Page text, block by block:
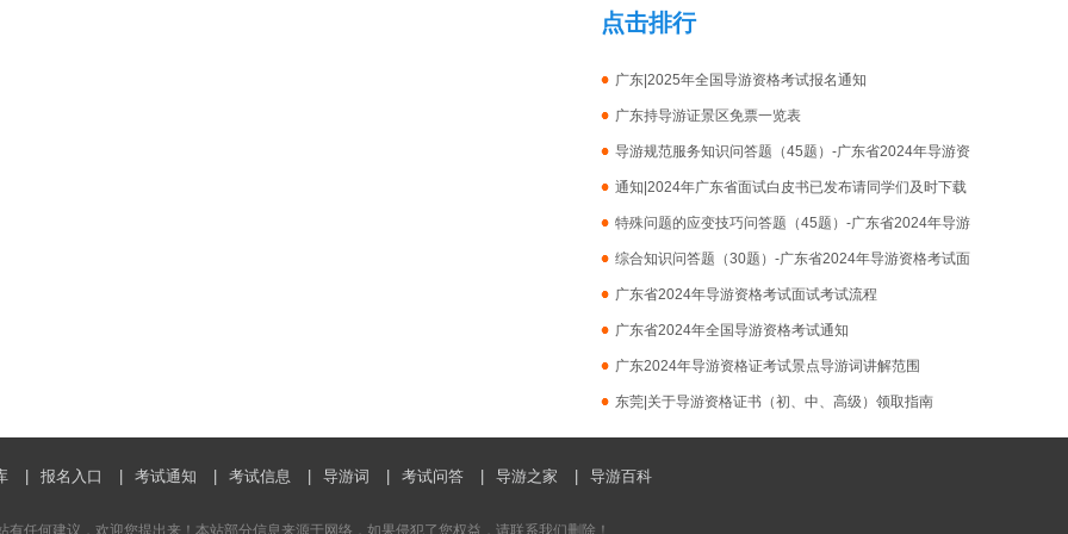
点击排行
广东|2025年全国导游资格考试报名通知
广东持导游证景区免票一览表
导游规范服务知识问答题（45题）-广东省2024年导游资
格考试面试考试
通知|2024年广东省面试白皮书已发布请同学们及时下载
备考特殊问题的应变技巧问答题（45题）-广东省2024年导游
资格考试面试考试
综合知识问答题（30题）-广东省2024年导游资格考试面
试考试
广东省2024年导游资格考试面试考试流程
广东省2024年全国导游资格考试通知
广东2024年导游资格证考试景点导游词讲解范围
东莞|关于导游资格证书（初、中、高级）领取指南
报名入口 考试通知 考试信息 导游词 考试问答 导游之家 导游百科
有任何建议，欢迎您提出来！本站部分信息来源于网络，如果侵犯了您权益，请联系我们删除！